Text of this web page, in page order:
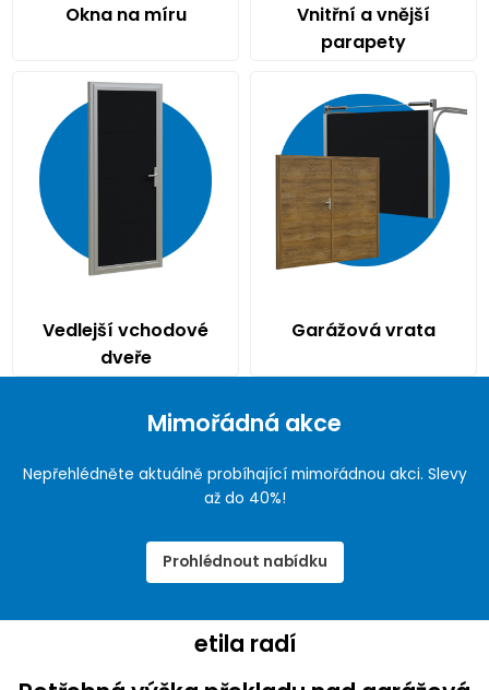
Okna na míru
Vnitřní a vnější
parapety
Vedlejší vchodové
dveře
Garážová vrata
Mimořádná akce
Nepřehlédněte aktuálně probíhající mimořádnou akci. Slevy
až do 40%!
Prohlédnout nabídku
etila radí